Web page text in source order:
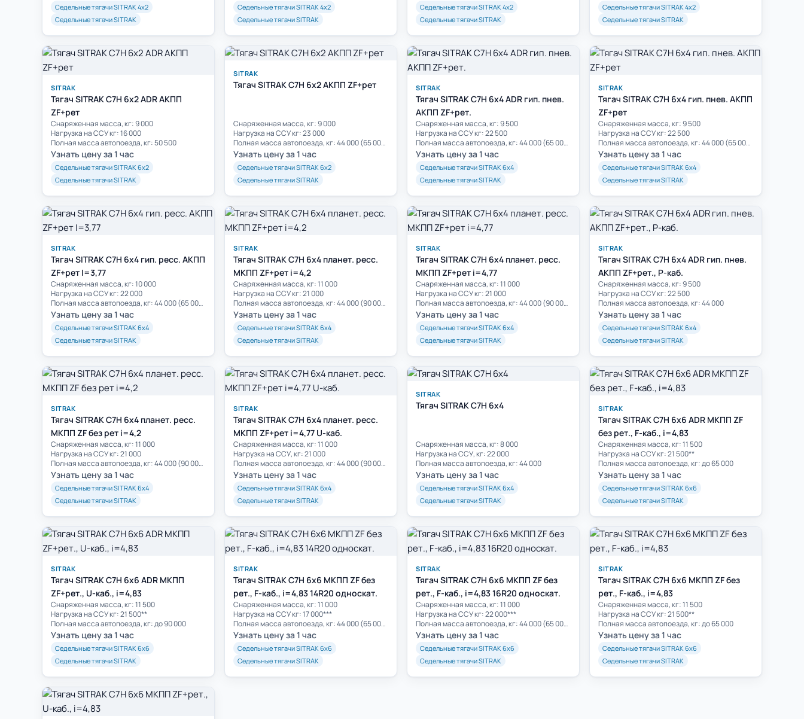
Седельные тягачи SITRAK 4х2
Седельные тягачи SITRAK
Седельные тягачи SITRAK 4х2
Седельные тягачи SITRAK
Седельные тягачи SITRAK 4х2
Седельные тягачи SITRAK
Седельные тягачи SITRAK 4х2
Седельные тягачи SITRAK
SITRAK
Тягач SITRAK C7H 6x2 ADR АКПП
ZF+рет
Cнаряженная масса, кг: 9 000
Нагрузка на ССУ кг: 16 000
Полная масса автопоезда, кг: 50 500
Узнать цену за 1 час
Седельные тягачи SITRAK 6х2
Седельные тягачи SITRAK
SITRAK
Тягач SITRAK C7H 6x2 АКПП ZF+рет
Cнаряженная масса, кг: 9 000
Нагрузка на ССУ кг: 23 000
Полная масса автопоезда, кг: 44 000 (65 000)**
Узнать цену за 1 час
Седельные тягачи SITRAK 6х2
Седельные тягачи SITRAK
SITRAK
Тягач SITRAK C7H 6x4 ADR гип. пнев.
АКПП ZF+рет.
Cнаряженная масса, кг: 9 500
Нагрузка на ССУ кг: 22 500
Полная масса автопоезда, кг: 44 000 (65 000)**
Узнать цену за 1 час
Седельные тягачи SITRAK 6х4
Седельные тягачи SITRAK
SITRAK
Тягач SITRAK C7H 6x4 гип. пнев. АКПП
ZF+рет
Cнаряженная масса, кг: 9 500
Нагрузка на ССУ кг: 22 500
Полная масса автопоезда, кг: 44 000 (65 000)**
Узнать цену за 1 час
Седельные тягачи SITRAK 6х4
Седельные тягачи SITRAK
SITRAK
Тягач SITRAK C7H 6x4 гип. ресс. АКПП
ZF+рет I=3,77
Cнаряженная масса, кг: 10 000
Нагрузка на ССУ кг: 22 000
Полная масса автопоезда, кг: 44 000 (65 000)**
Узнать цену за 1 час
Седельные тягачи SITRAK 6х4
Седельные тягачи SITRAK
SITRAK
Тягач SITRAK C7H 6x4 планет. ресс.
МКПП ZF+рет i=4,2
Cнаряженная масса, кг: 11 000
Нагрузка на ССУ кг: 21 000
Полная масса автопоезда, кг: 44 000 (90 000)**
Узнать цену за 1 час
Седельные тягачи SITRAK 6х4
Седельные тягачи SITRAK
SITRAK
Тягач SITRAK C7H 6x4 планет. ресс.
МКПП ZF+рет i=4,77
Cнаряженная масса, кг: 11 000
Нагрузка на ССУ кг: 21 000
Полная масса автопоезда, кг: 44 000 (90 000)**
Узнать цену за 1 час
Седельные тягачи SITRAK 6х4
Седельные тягачи SITRAK
SITRAK
Тягач SITRAK C7H 6x4 ADR гип. пнев.
АКПП ZF+рет., P-каб.
Cнаряженная масса, кг: 9 500
Нагрузка на ССУ кг: 22 500
Полная масса автопоезда, кг: 44 000
Узнать цену за 1 час
Седельные тягачи SITRAK 6х4
Седельные тягачи SITRAK
SITRAK
Тягач SITRAK C7H 6x4 планет. ресс.
МКПП ZF без рет i=4,2
Cнаряженная масса, кг: 11 000
Нагрузка на ССУ кг: 21 000
Полная масса автопоезда, кг: 44 000 (90 000)**
Узнать цену за 1 час
Седельные тягачи SITRAK 6х4
Седельные тягачи SITRAK
SITRAK
Тягач SITRAK C7H 6x4 планет. ресс.
МКПП ZF+рет i=4,77 U-каб.
Снаряженная масса, кг: 11 000
Нагрузка на ССУ, кг: 21 000
Полная масса автопоезда, кг: 44 000 (90 000)**
Узнать цену за 1 час
Седельные тягачи SITRAK 6х4
Седельные тягачи SITRAK
SITRAK
Тягач SITRAK C7H 6x4
Cнаряженная масса, кг: 8 000
Нагрузка на ССУ, кг: 22 000
Полная масса автопоезда, кг: 44 000
Узнать цену за 1 час
Седельные тягачи SITRAK 6х4
Седельные тягачи SITRAK
SITRAK
Тягач SITRAK C7H 6x6 ADR МКПП ZF
без рет., F-каб., i=4,83
Cнаряженная масса, кг: 11 500
Нагрузка на ССУ кг: 21 500**
Полная масса автопоезда, кг: до 65 000
Узнать цену за 1 час
Седельные тягачи SITRAK 6х6
Седельные тягачи SITRAK
SITRAK
Тягач SITRAK C7H 6x6 ADR МКПП
ZF+рет., U-каб., i=4,83
Cнаряженная масса, кг: 11 500
Нагрузка на ССУ кг: 21 500**
Полная масса автопоезда, кг: до 90 000
Узнать цену за 1 час
Седельные тягачи SITRAK 6х6
Седельные тягачи SITRAK
SITRAK
Тягач SITRAK C7H 6x6 МКПП ZF без
рет., F-каб., i=4,83 14R20 односкат.
Cнаряженная масса, кг: 11 000
Нагрузка на ССУ кг: 17 000***
Полная масса автопоезда, кг: 44 000 (65 000)**
Узнать цену за 1 час
Седельные тягачи SITRAK 6х6
Седельные тягачи SITRAK
SITRAK
Тягач SITRAK C7H 6x6 МКПП ZF без
рет., F-каб., i=4,83 16R20 односкат.
Cнаряженная масса, кг: 11 000
Нагрузка на ССУ кг: 22 000***
Полная масса автопоезда, кг: 44 000 (65 000)**
Узнать цену за 1 час
Седельные тягачи SITRAK 6х6
Седельные тягачи SITRAK
SITRAK
Тягач SITRAK C7H 6x6 МКПП ZF без
рет., F-каб., i=4,83
Cнаряженная масса, кг: 11 500
Нагрузка на ССУ кг: 21 500**
Полная масса автопоезда, кг: до 65 000
Узнать цену за 1 час
Седельные тягачи SITRAK 6х6
Седельные тягачи SITRAK